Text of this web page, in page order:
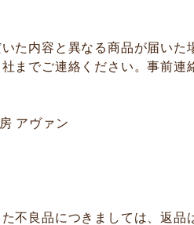
た内容と異なる商品が届い
までご連絡ください。事前
アヴァン
不良品につきましては、返品